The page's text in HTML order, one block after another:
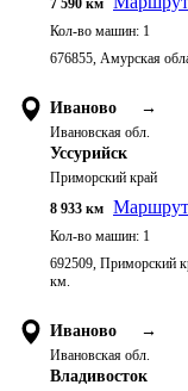
7 590 км
Кол-во машин: 1
676855, Амурская
Иваново →
Ивановская обл.
Уссурийск
Приморский край
8 933 км Маршрут
Кол-во машин: 1
692509, Приморский
км.
Иваново →
Ивановская обл.
Владивосток